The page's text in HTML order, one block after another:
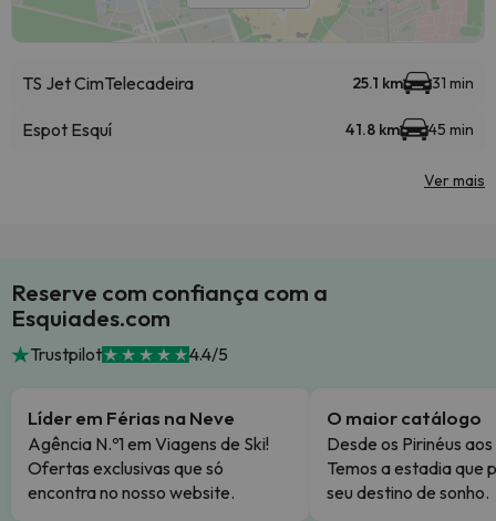
TS Jet CimTelecadeira 25.1 km 31 min
Espot Esquí 41.8 km 45 min
Ver mais
Reserve com confiança com a
Esquiades.com
Trustpilot 4.4/5
Líder em Férias na Neve
Agência N.º1 em Viagens de Ski!
Ofertas exclusivas que só
encontra no nosso website.
O maior catálogo
Desde os Pirinéus
Temos a estadia que
seu destino de sonho.